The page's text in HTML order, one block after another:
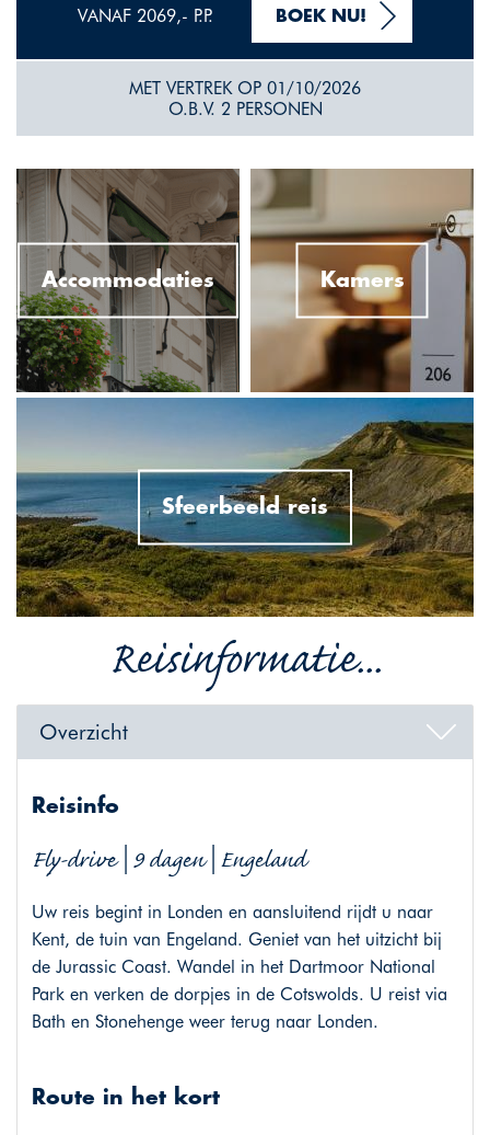
VANAF 2069,- P.P. BOEK NU!
MET VERTREK OP 01/10/2026
O.B.V. 2 PERSONEN
Accommodaties Kamers
Sfeerbeeld reis
Reisinformatie...
Overzicht
Reisinfo
Fly-drive | 9 dagen | Engeland
Uw reis begint in Londen en aansluitend rijdt u naar
Kent, de tuin van Engeland. Geniet van het uitzicht bij
de Jurassic Coast. Wandel in het Dartmoor National
Park en verken de dorpjes in de Cotswolds. U reist via
Bath en Stonehenge weer terug naar Londen.
Route in het kort